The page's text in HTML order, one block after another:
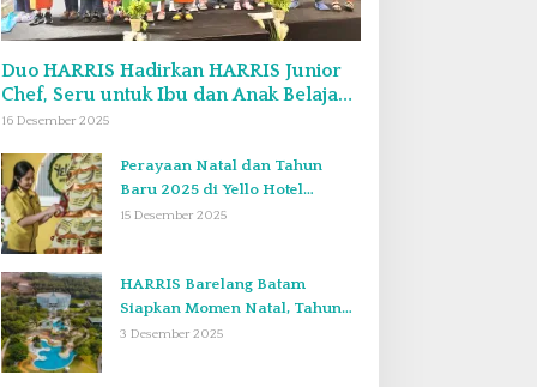
Duo HARRIS Hadirkan HARRIS Junior
Chef, Seru untuk Ibu dan Anak Belajar
Bikin Bekal Bento & Kimbab
16 Desember 2025
Perayaan Natal dan Tahun
Baru 2025 di Yello Hotel
Harbour Bay Batam
15 Desember 2025
HARRIS Barelang Batam
Siapkan Momen Natal, Tahun
Baru, dan Staycation yang Tak
3 Desember 2025